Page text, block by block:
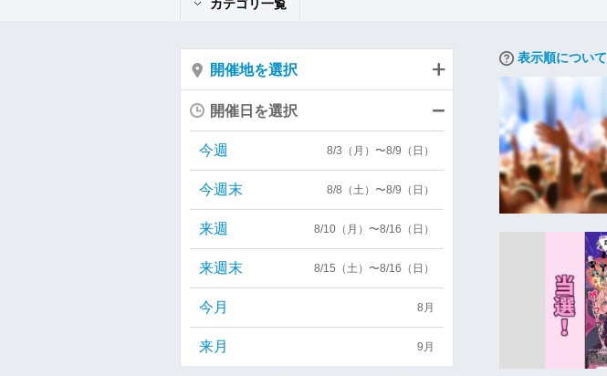
カテゴリ一覧
表示順について
開催地を選択
開催日を選択
今週 8/3（月）〜8/9（日）
今週末 8/8（土）〜8/9（日）
来週 8/10（月）〜8/16（日）
来週末 8/15（土）〜8/16（日）
今月 8月
来月 9月